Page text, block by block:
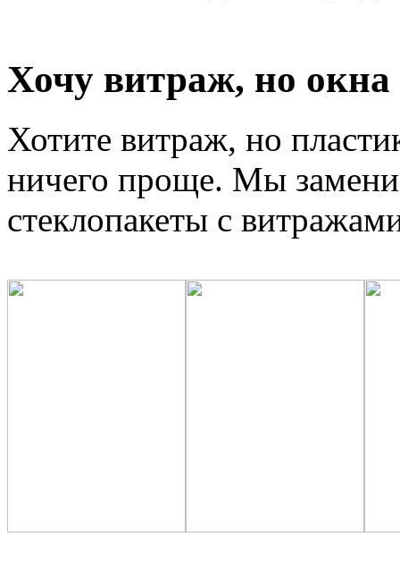
Хочу витраж, но окна
Хотите витраж, но
ничего проще. Мы
стеклопакеты с